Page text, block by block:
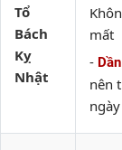
Tổ
Bách
Kỵ
Nhật
mất
- Dần
nên